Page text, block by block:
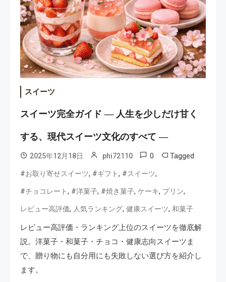
スイーツ
スイーツ完全ガイド ― 人生を少しだけ甘く
する、現代スイーツ文化のすべて ―
2025年12月18日 phi72110 0 Tagged
#お取り寄せスイーツ, #ギフト, #スイーツ,
#チョコレート, #洋菓子, #焼き菓子, ケーキ, プリン,
レビュー高評価, 人気ランキング, 健康スイーツ, 和菓子
レビュー高評価・ランキング上位のスイーツを徹底解
説。洋菓子・和菓子・チョコ・健康志向スイーツま
で、贈り物にも自分用にも失敗しない選び方を紹介し
ます。